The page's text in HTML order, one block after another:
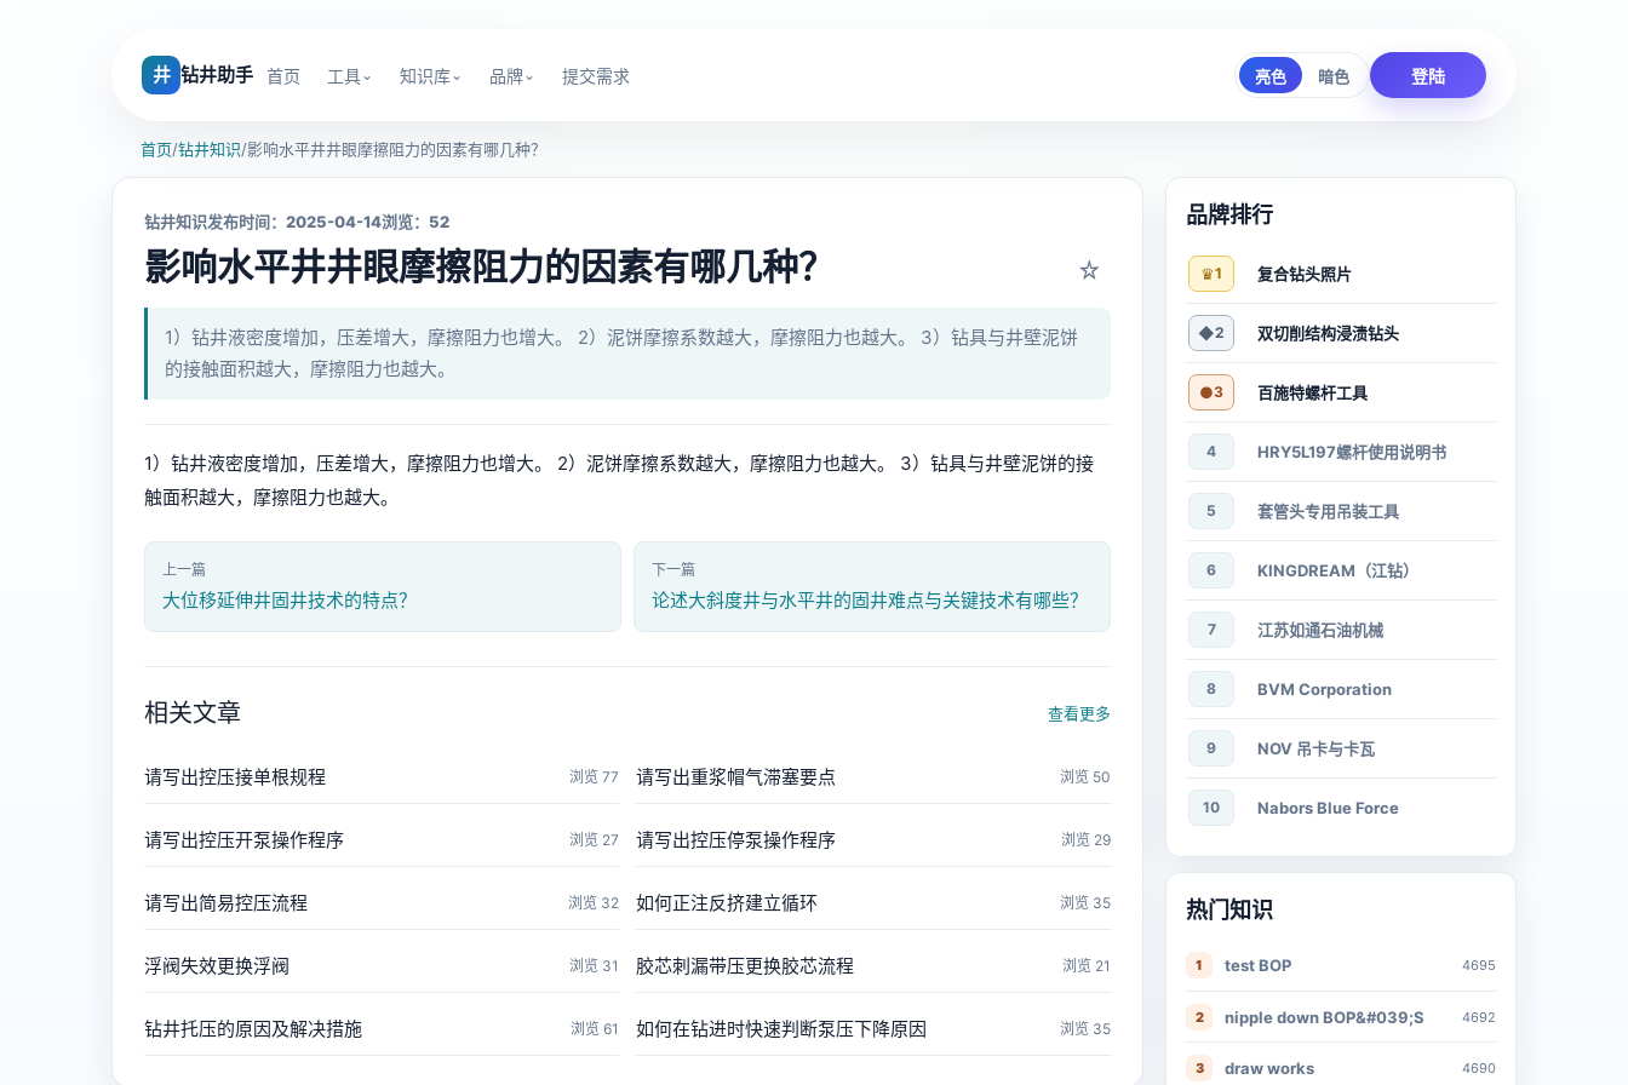
井 钻井助手 首页 工具 知识库 品牌 提交需求 亮色 暗色 登陆
首页/钻井知识/影响水平井井眼摩擦阻力的因素有哪几种？
钻井知识发布时间：2025-04-14浏览：52
影响水平井井眼摩擦阻力的因素有哪几种？ ☆
1）钻井液密度增加，压差增大，摩擦阻力也增大。 2）泥饼摩擦系数越大，摩擦阻力也越大。 3）钻具与井壁泥饼
的接触面积越大，摩擦阻力也越大。
1）钻井液密度增加，压差增大，摩擦阻力也增大。 2）泥饼摩擦系数越大，摩擦阻力也越大。 3）钻具与井壁泥饼的接
触面积越大，摩擦阻力也越大。
上一篇
大位移延伸井固井技术的特点？
下一篇
论述大斜度井与水平井的固井难点与关键技术有哪些？
相关文章 查看更多
请写出控压接单根规程 浏览 77 请写出重浆帽气滞塞要点 浏览 50
请写出控压开泵操作程序 浏览 27 请写出控压停泵操作程序 浏览 29
请写出简易控压流程 浏览 32 如何正注反挤建立循环 浏览 35
浮阀失效更换浮阀 浏览 31 胶芯刺漏带压更换胶芯流程 浏览 21
钻井托压的原因及解决措施 浏览 61 如何在钻进时快速判断泵压下降原因 浏览 35
品牌排行
♛1 复合钻头照片
◆2 双切削结构浸渍钻头
●3 百施特螺杆工具
4 HRY5L197螺杆使用说明书
5 套管头专用吊装工具
6 KINGDREAM（江钻）
7 江苏如通石油机械
8 BVM Corporation
9 NOV 吊卡与卡瓦
10 Nabors Blue Force
热门知识
1 test BOP 4695
2 nipple down BOP&#039;S 4692
3 draw works 4690